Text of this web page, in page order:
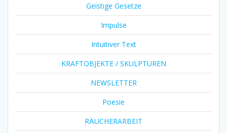
Geistige Gesetze
Impulse
Intuitiver Text
KRAFTOBJEKTE / SKULPTUREN
NEWSLETTER
Poesie
RÄUCHERARBEIT